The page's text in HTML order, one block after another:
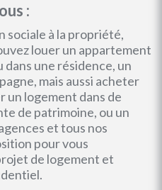
:
sociale à la propriété,
louer un appartement
une résidence, un
mais aussi acheter
un logement dans de
de patrimoine, ou un
et tous nos
pour vous
de logement et